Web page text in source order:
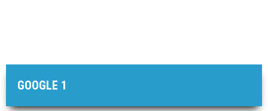
GOOGLE 1